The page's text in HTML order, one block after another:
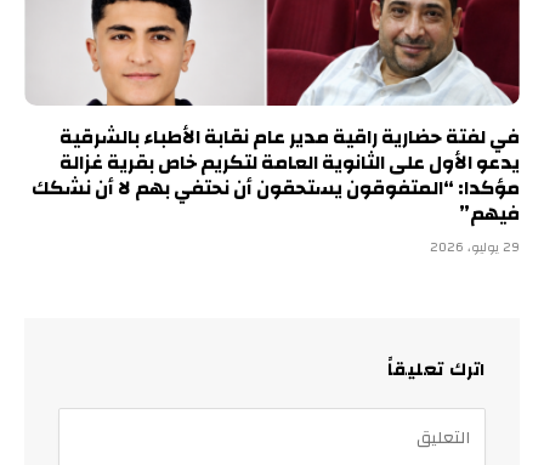
في لفتة حضارية راقية مدير عام نقابة الأطباء بالشرقية
يدعو الأول على الثانوية العامة لتكريم خاص بقرية غزالة
مؤكدا: “المتفوقون يستحقون أن نحتفي بهم لا أن نشكك
فيهم”
29 يوليو، 2026
اترك تعليقاً